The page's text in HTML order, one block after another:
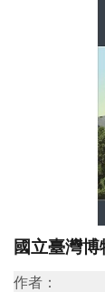
覽
資
國立臺灣
作者：